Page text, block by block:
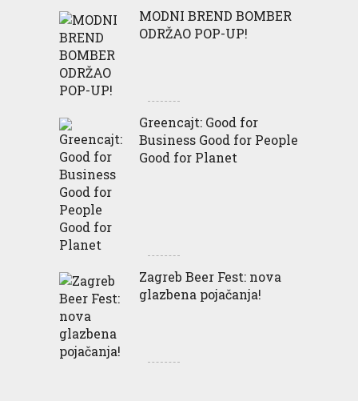
MODNI BREND BOMBER
ODRŽAO POP-UP!
Greencajt: Good for
Business Good for People
Good for Planet
Zagreb Beer Fest: nova
glazbena pojačanja!